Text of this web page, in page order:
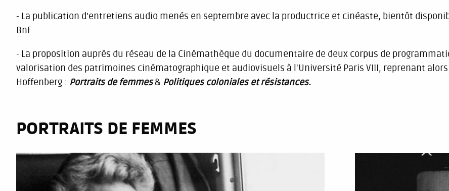
- La publication d’entretiens audio menés en septembre avec la productrice et cinéaste, bientôt
BnF.
- La proposition auprès du réseau de la Cinémathèque du documentaire de deux corpus de
valorisation des patrimoines cinématographique et audiovisuels à l'Université Paris VIII, reprenant
Hoffenberg : Portraits de femmes& Politiques coloniales et résistances.
PORTRAITS DE FEMMES